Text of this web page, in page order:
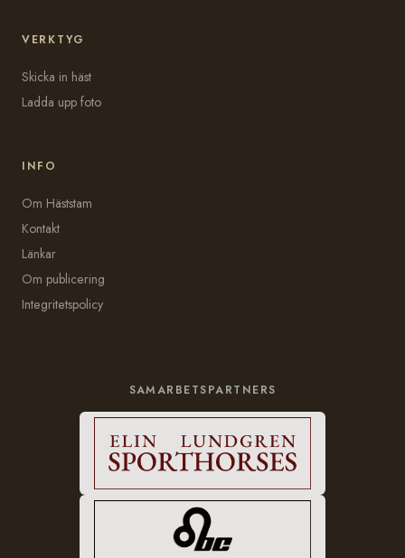
VERKTYG
Skicka in häst
Ladda upp foto
INFO
Om Häststam
Kontakt
Länkar
Om publicering
Integritetspolicy
SAMARBETSPARTNERS